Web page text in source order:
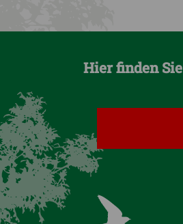
Hier finden